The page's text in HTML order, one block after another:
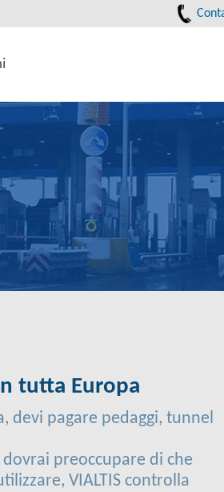
tutta Europa
devi pagare pedaggi, tunnel
dovrai preoccupare di che
VIALTIS controlla